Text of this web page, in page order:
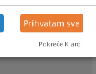
Prihvatam sve
Pokreće Klaro!